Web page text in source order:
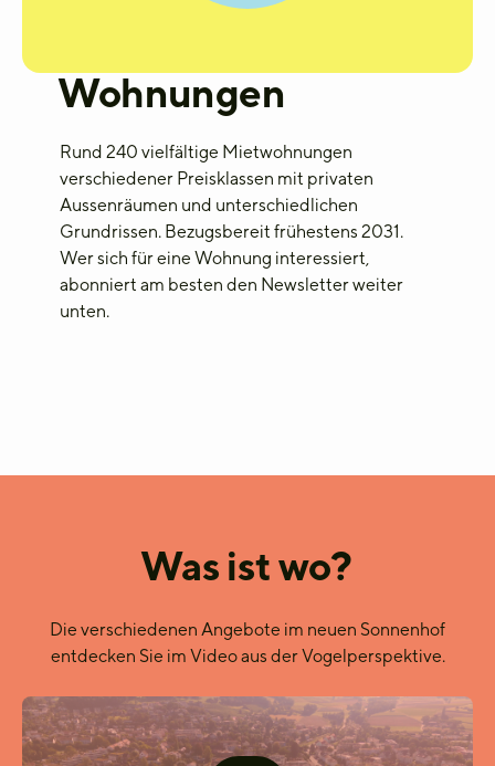
Wohnungen
Rund 240 vielfältige Mietwohnungen
verschiedener Preisklassen mit privaten
Aussenräumen und unterschiedlichen
Grundrissen. Bezugsbereit frühestens 2031.
Wer sich für eine Wohnung interessiert,
abonniert am besten den Newsletter weiter
unten.
Was ist wo?
Die verschiedenen Angebote im neuen Sonnenhof
entdecken Sie im Video aus der Vogelperspektive.